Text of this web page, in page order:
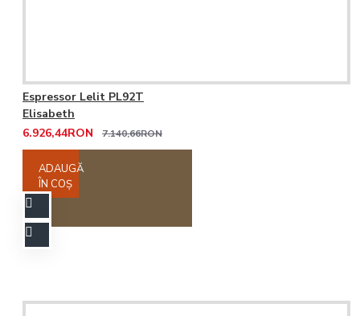
Espressor Lelit PL92T
Elisabeth
6.926,44RON
7.140,66RON
ADAUGĂ
ÎN COŞ